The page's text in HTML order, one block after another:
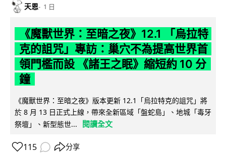
天恩 1 日
《魔獸世界：至暗之夜》12.1 「烏拉特
克的詛咒」專訪：巢穴不為提高世界首
領門檻而設 《諸王之眠》縮短約 10 分
鐘
《魔獸世界：至暗之夜》版本更新 12.1「烏拉特克的詛咒」將
於 8 月 13 日正式上線，帶來全新區域「盤蛇島」、地城「毒牙
祭壇」、新型態世...
閱讀全文
115 分享